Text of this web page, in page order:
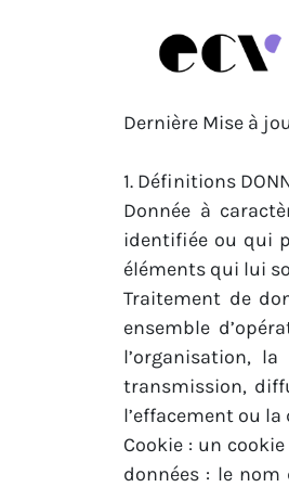
Dernière Mise à
1. Définitions
Donnée à
identifiée ou qui
éléments qui lui
Traitement de
ensemble
l’organisation,
transmission,
l’effacement ou
Cookie : un
données : le